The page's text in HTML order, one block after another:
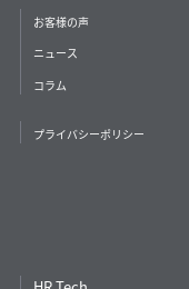
お客様の声
ニュース
コラム
プライバシーポリシー